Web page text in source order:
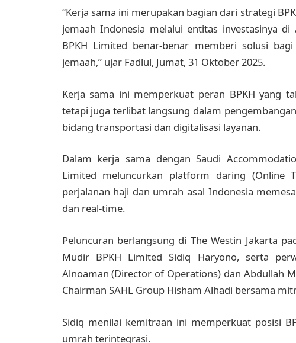
“Kerja sama ini merupakan bagian dari strategi
jemaah Indonesia melalui entitas investasinya
BPKH Limited benar-benar memberi solusi
jemaah,” ujar Fadlul, Jumat, 31 Oktober 2025.
Kerja sama ini memperkuat peran BPKH yang
tetapi juga terlibat langsung dalam
bidang transportasi dan digitalisasi layanan.
Dalam kerja sama dengan Saudi
Limited meluncurkan platform daring (Online
perjalanan haji dan umrah asal Indonesia
dan real-time.
Peluncuran berlangsung di The Westin Jakarta
Mudir BPKH Limited Sidiq Haryono, serta
Alnoaman (Director of Operations) dan Abdullah
Chairman SAHL Group Hisham Alhadi bersama
Sidiq menilai kemitraan ini memperkuat posisi
umrah terintegrasi.